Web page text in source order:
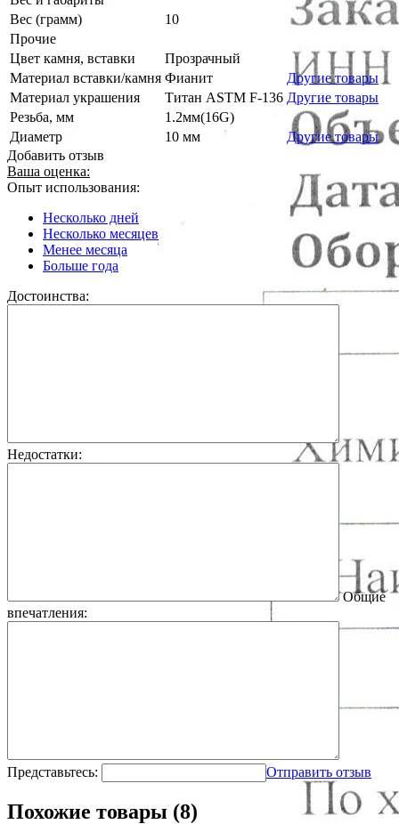
Вес (грамм)
10
Прочие
Цвет камня, вставки
Прозрачный
Материал вставки/камня Фианит
Другие товары
Материал украшения
Титан ASTM F-136 Другие товары
Резьба, мм
1.2мм(16G)
Диаметр
10 мм
Другие товары
Добавить отзыв
Ваша оценка:
Опыт использования:
Несколько дней
Несколько месяцев
Менее месяца
Больше года
Достоинства:
Недостатки:
Общие
впечатления:
Представьтесь: Отправить отзыв
Похожие товары (8)